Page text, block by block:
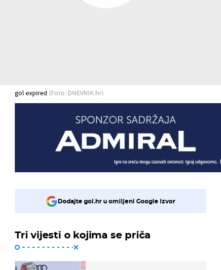
gol expired (Foto: DNEVNIK.hr)
Dodajte gol.hr u omiljeni Google izvor
Tri vijesti o kojima se priča